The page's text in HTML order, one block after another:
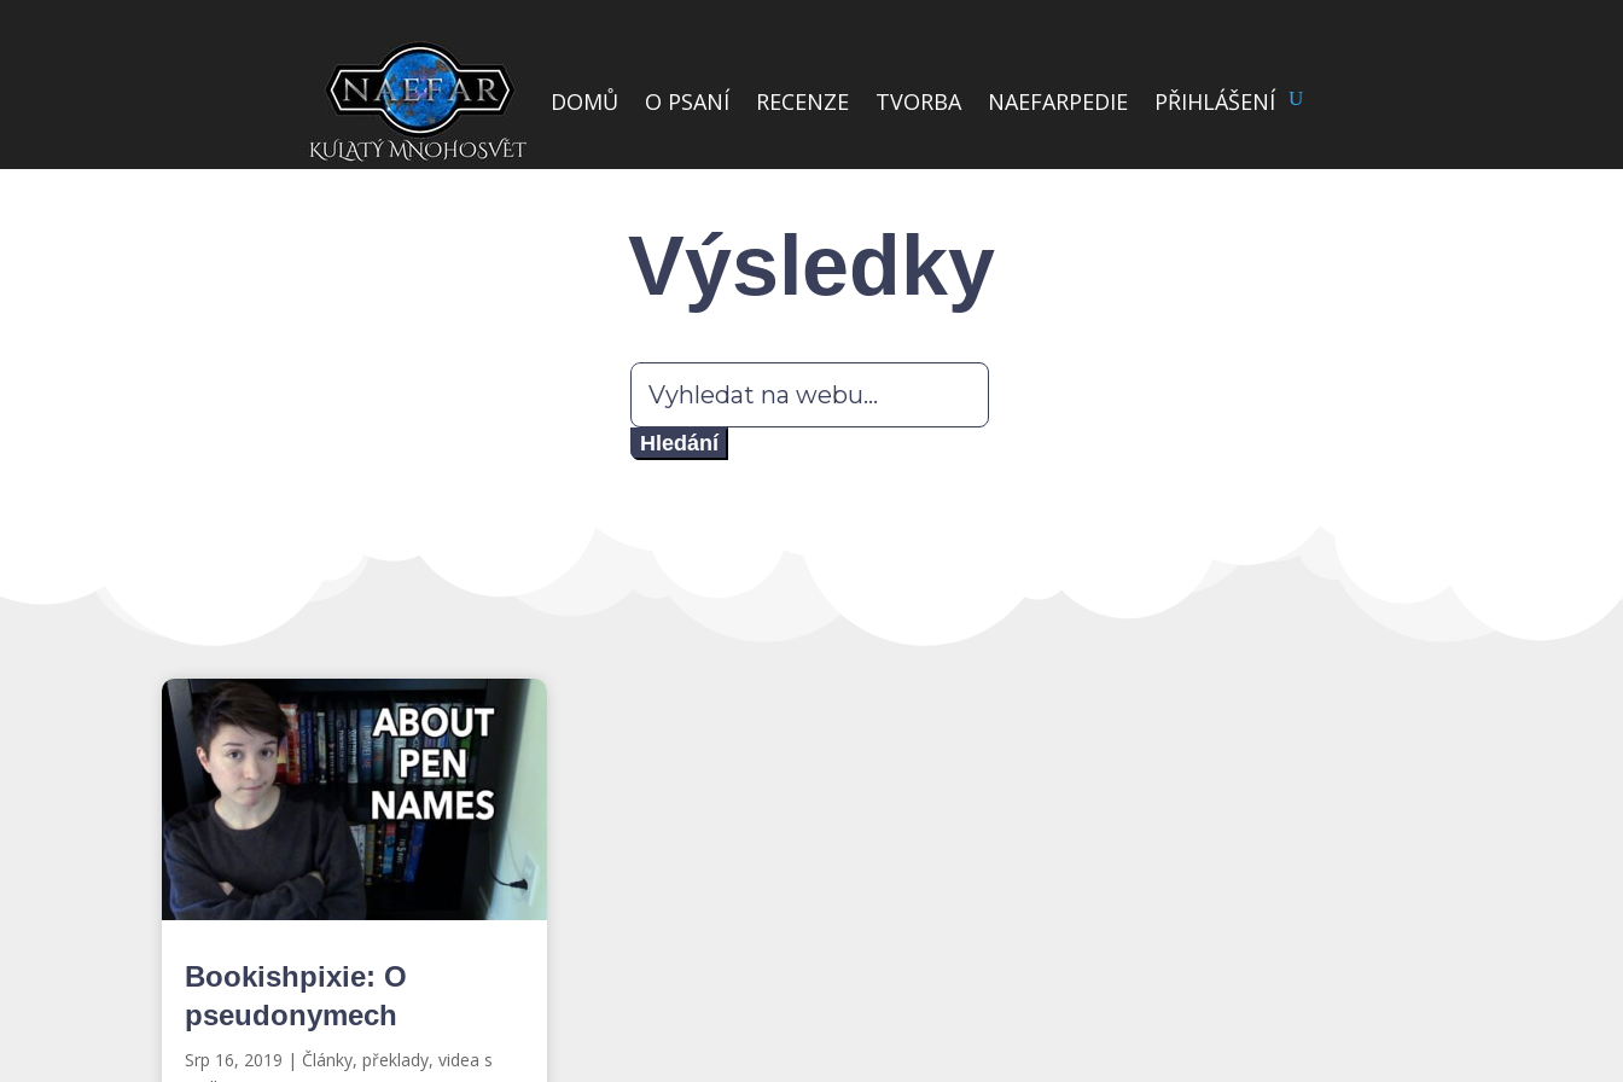
DOMŮ O PSANÍ RECENZE TVORBA NAEFARPEDIE PŘIHLÁŠENÍ
Výsledky
Hledat:
Bookishpixie: O
pseudonymech
Srp 16, 2019 | Články, překlady, videa s